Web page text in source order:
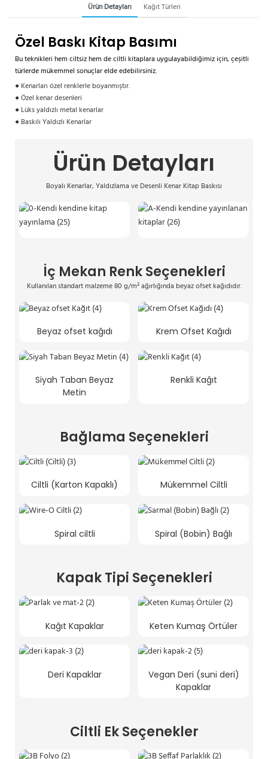
Ürün Detayları Kağıt Türleri
Özel Baskı Kitap Basımı
Bu teknikleri hem ciltsiz hem de ciltli kitaplara uygulayabildiğimiz için, çeşitli
türlerde mükemmel sonuçlar elde edebilirsiniz.
● Kenarları özel renklerle boyanmıştır.
● Özel kenar desenleri
● Lüks yaldızlı metal kenarlar
● Baskılı Yaldızlı Kenarlar
Ürün Detayları
Boyalı Kenarlar, Yaldızlama ve Desenli Kenar Kitap Baskısı
İç Mekan Renk Seçenekleri
Kullanılan standart malzeme 80 g/m² ağırlığında beyaz ofset kağıdıdır.
Beyaz ofset kağıdı Krem Ofset Kağıdı
Siyah Taban Beyaz
Metin
Renkli Kağıt
Bağlama Seçenekleri
Ciltli (Karton Kapaklı) Mükemmel Ciltli
Spiral ciltli Spiral (Bobin) Bağlı
Kapak Tipi Seçenekleri
Kağıt Kapaklar Keten Kumaş Örtüler
Deri Kapaklar
Vegan Deri (suni deri)
Kapaklar
Ciltli Ek Seçenekler